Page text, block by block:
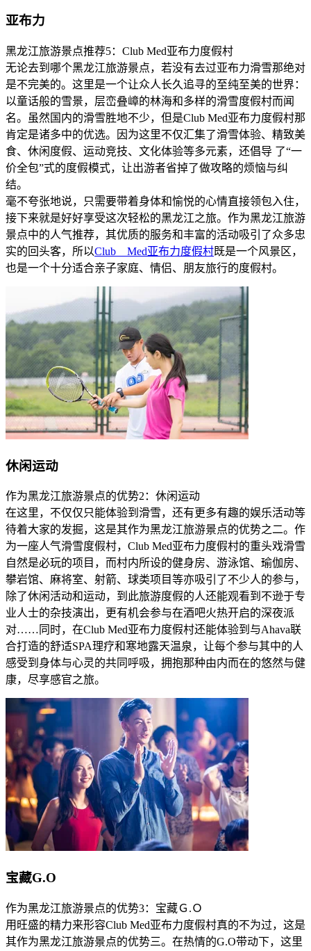
亚布力
黑龙江旅游景点推荐5：Club Med亚布力度假村
无论去到哪个黑龙江旅游景点，若没有去过亚布力滑雪那绝对
是不完美的。这里是一个让众人长久追寻的至纯至美的世界：
以童话般的雪景，层峦叠嶂的林海和多样的滑雪度假村而闻
名。虽然国内的滑雪胜地不少，但是Club Med亚布力度假村那
肯定是诸多中的优选。因为这里不仅汇集了滑雪体验、精致美
食、休闲度假、运动竞技、文化体验等多元素，还倡导 了“一
价全包”式的度假模式，让出游者省掉了做攻略的烦恼与纠
结。
毫不夸张地说，只需要带着身体和愉悦的心情直接领包入住，
接下来就是好好享受这次轻松的黑龙江之旅。作为黑龙江旅游
景点中的人气推荐，其优质的服务和丰富的活动吸引了众多忠
实的回头客，所以Club Med亚布力度假村既是一个风景区，
也是一个十分适合亲子家庭、情侣、朋友旅行的度假村。
休闲运动
作为黑龙江旅游景点的优势2：休闲运动
在这里，不仅仅只能体验到滑雪，还有更多有趣的娱乐活动等
待着大家的发掘，这是其作为黑龙江旅游景点的优势之二。作
为一座人气滑雪度假村，Club Med亚布力度假村的重头戏滑雪
自然是必玩的项目，而村内所设的健身房、游泳馆、瑜伽房、
攀岩馆、麻将室、射箭、球类项目等亦吸引了不少人的参与，
除了休闲活动和运动，到此旅游度假的人还能观看到不逊于专
业人士的杂技演出，更有机会参与在酒吧火热开启的深夜派
对……同时，在Club Med亚布力度假村还能体验到与Ahava联
合打造的舒适SPA理疗和寒地露天温泉，让每个参与其中的人
感受到身体与心灵的共同呼吸，拥抱那种由内而在的悠然与健
康，尽享感官之旅。
宝藏G.O
作为黑龙江旅游景点的优势3：宝藏Ｇ.Ｏ
用旺盛的精力来形容Club Med亚布力度假村真的不为过，这是
其作为黑龙江旅游景点的优势三。在热情的G.O带动下，这里